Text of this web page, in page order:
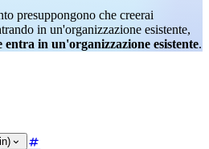
presuppongono che creerai
in un'organizzazione esistente,
entra in un'organizzazione esistente.